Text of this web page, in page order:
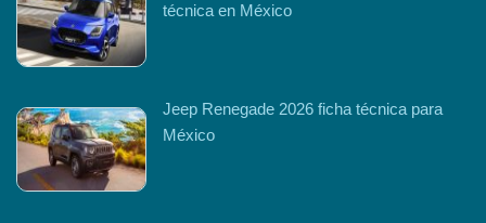
técnica en México
Jeep Renegade 2026 ficha técnica para
México